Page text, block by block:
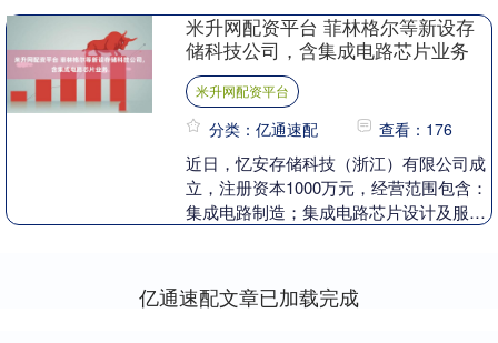
米升网配资平台 菲林格尔等新设存
储科技公司，含集成电路芯片业务
米升网配资平台
分类：亿通速配 查看：176
近日，忆安存储科技（浙江）有限公司成
立，注册资本1000万元，经营范围包含：
集成电路制造；集成电路芯片设计及服
亿通速配文章已加载完成